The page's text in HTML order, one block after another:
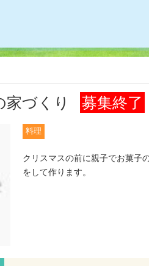
家づくり 募集終了
料理
クリスマスの前に親子でお菓子
をして作ります。